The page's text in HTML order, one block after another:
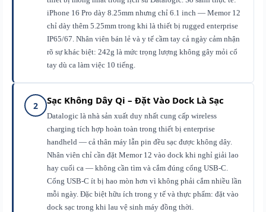
iPhone 16 Pro dày 8.25mm nhưng chỉ 6.1 inch — Memor 12
chỉ dày thêm 5.25mm trong khi là thiết bị rugged enterprise
IP65/67. Nhân viên bán lẻ và y tế cầm tay cả ngày cảm nhận
rõ sự khác biệt: 242g là mức trọng lượng không gây mỏi cổ
tay dù ca làm việc 10 tiếng.
2 Sạc Không Dây Qi – Đặt Vào Dock Là Sạc
Datalogic là nhà sản xuất duy nhất cung cấp wireless
charging tích hợp hoàn toàn trong thiết bị enterprise
handheld — cả thân máy lẫn pin đều sạc được không dây.
Nhân viên chỉ cần đặt Memor 12 vào dock khi nghỉ giải lao
hay cuối ca — không cần tìm và cắm đúng cổng USB-C.
Cổng USB-C ít bị hao mòn hơn vì không phải cắm nhiều lần
mỗi ngày. Đặc biệt hữu ích trong y tế và thực phẩm: đặt vào
dock sạc trong khi lau vệ sinh máy đồng thời.